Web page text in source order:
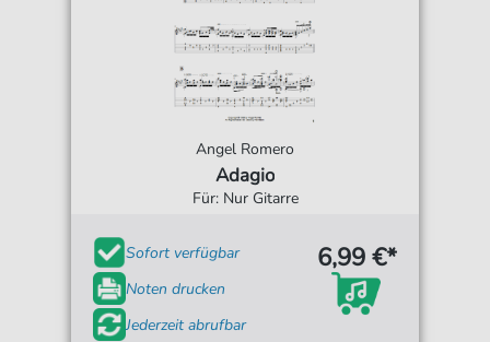
Angel Romero
Adagio
Für: Nur Gitarre
Sofort verfügbar
Noten drucken
Jederzeit abrufbar
6,99 €*